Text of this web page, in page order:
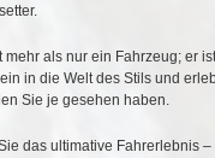
mehr als nur ein Fahrzeug; er
in die Welt des Stils und
Sie je gesehen haben.
das ultimative Fahrerlebnis